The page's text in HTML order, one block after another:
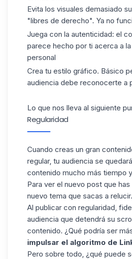
Evita los visuales demasiado
"libres de derecho". Ya no
Juega con la autenticidad: el
parece hecho por ti acerca a
personal
Crea tu estilo gráfico. Básico
audiencia debe reconocerte a
Lo que nos lleva al siguiente
Regularidad
Cuando creas un gran
regular, tu audiencia se
contenido mucho más tiempo
Para ver el nuevo post que
nuevo tema que sacas a relucir.
Al publicar con regularidad,
audiencia que detendrá su
contenido. ¿Qué podría ser
impulsar el algoritmo de
Pero sobre todo, ¿qué puede